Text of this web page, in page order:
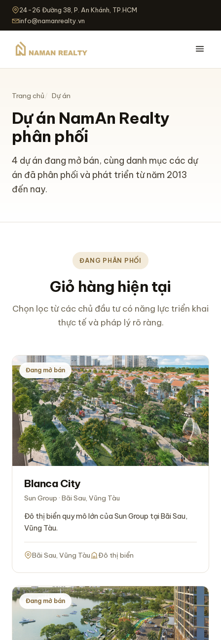
24-26 Đường 38, P. An Khánh, TP.HCM
info@namanrealty.vn
Trang chủ Dự án
Dự án NamAn Realty
phân phối
4 dự án đang mở bán, cùng danh mục các dự
án đã phân phối và phát triển từ năm 2013
đến nay.
ĐANG PHÂN PHỐI
Giỏ hàng hiện tại
Chọn lọc từ các chủ đầu tư có năng lực triển khai
thực tế và pháp lý rõ ràng.
Đang mở bán
Blanca City
Sun Group · Bãi Sau, Vũng Tàu
Đô thị biển quy mô lớn của Sun Group tại Bãi Sau,
Vũng Tàu.
Bãi Sau, Vũng Tàu Đô thị biển
Đang mở bán